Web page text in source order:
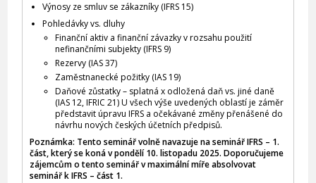
Výnosy ze smluv se zákazníky (IFRS 15)
Pohledávky vs. dluhy
Finanční aktiv a finanční závazky v rozsahu použití
nefinančními subjekty (IFRS 9)
Rezervy (IAS 37)
Zaměstnanecké požitky (IAS 19)
Daňové zůstatky – splatná x odložená daň vs. jiné daně
(IAS 12, IFRIC 21) U všech výše uvedených oblastí je záměr
představit úpravu IFRS a očekávané změny přenášené do
návrhu nových českých účetních předpisů.
Poznámka: Tento seminář volně navazuje na seminář IFRS – 1.
část, který se koná v pondělí 10. listopadu 2025. Doporučujeme
zájemcům o tento seminář v maximální míře absolvovat
seminář k IFRS – část 1.